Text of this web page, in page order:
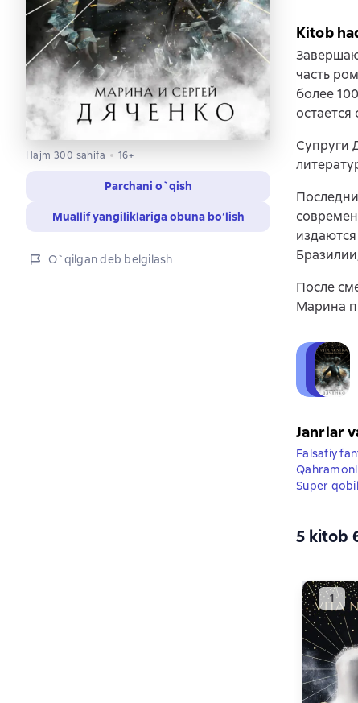
Hajm 300 sahifa 16+
Parchani o`qish
Muallif yangiliklariga obuna bo‘lish
O`qilgan deb belgilash
Kitob
часть
более
Супруги
После
Марина
Janrlar
Falsafiy
Super
5 kitob